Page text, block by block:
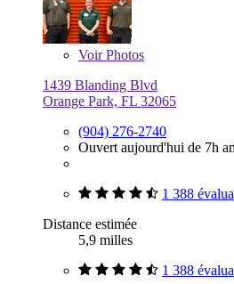
VoirPhotos
1439 Blanding Blvd
Orange Park, FL 32065
(904) 276-2740
Ouvert aujourd'hui de 7h
1 388
Distance estimée
5,9 milles
1 388